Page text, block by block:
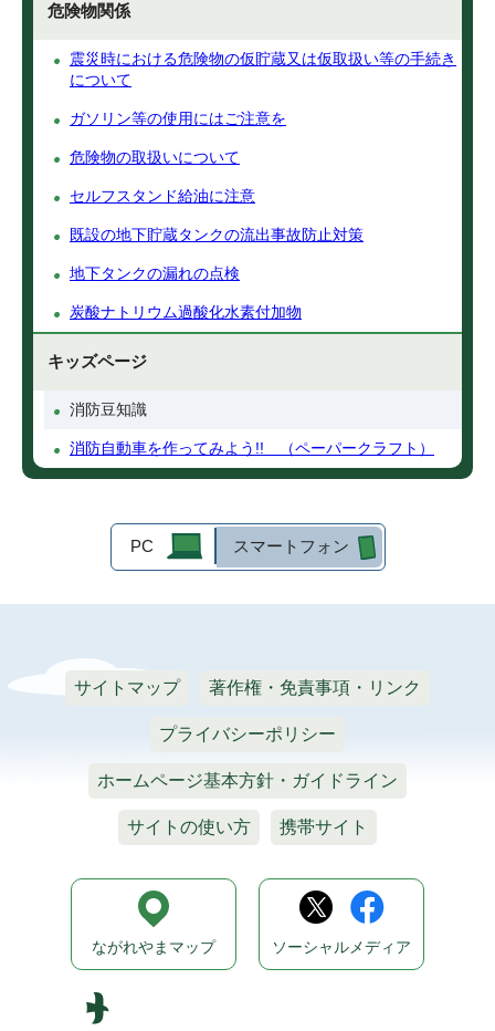
危険物関係
震災時における危険物の仮貯蔵又は仮取扱い等の手続き
について
ガソリン等の使用にはご注意を
危険物の取扱いについて
セルフスタンド給油に注意
既設の地下貯蔵タンクの流出事故防止対策
地下タンクの漏れの点検
炭酸ナトリウム過酸化水素付加物
キッズページ
消防豆知識
消防自動車を作ってみよう!! （ペーパークラフト）
PC スマートフォン
サイトマップ 著作権・免責事項・リンク
プライバシーポリシー
ホームページ基本方針・ガイドライン
サイトの使い方 携帯サイト
ながれやまマップ ソーシャルメディア